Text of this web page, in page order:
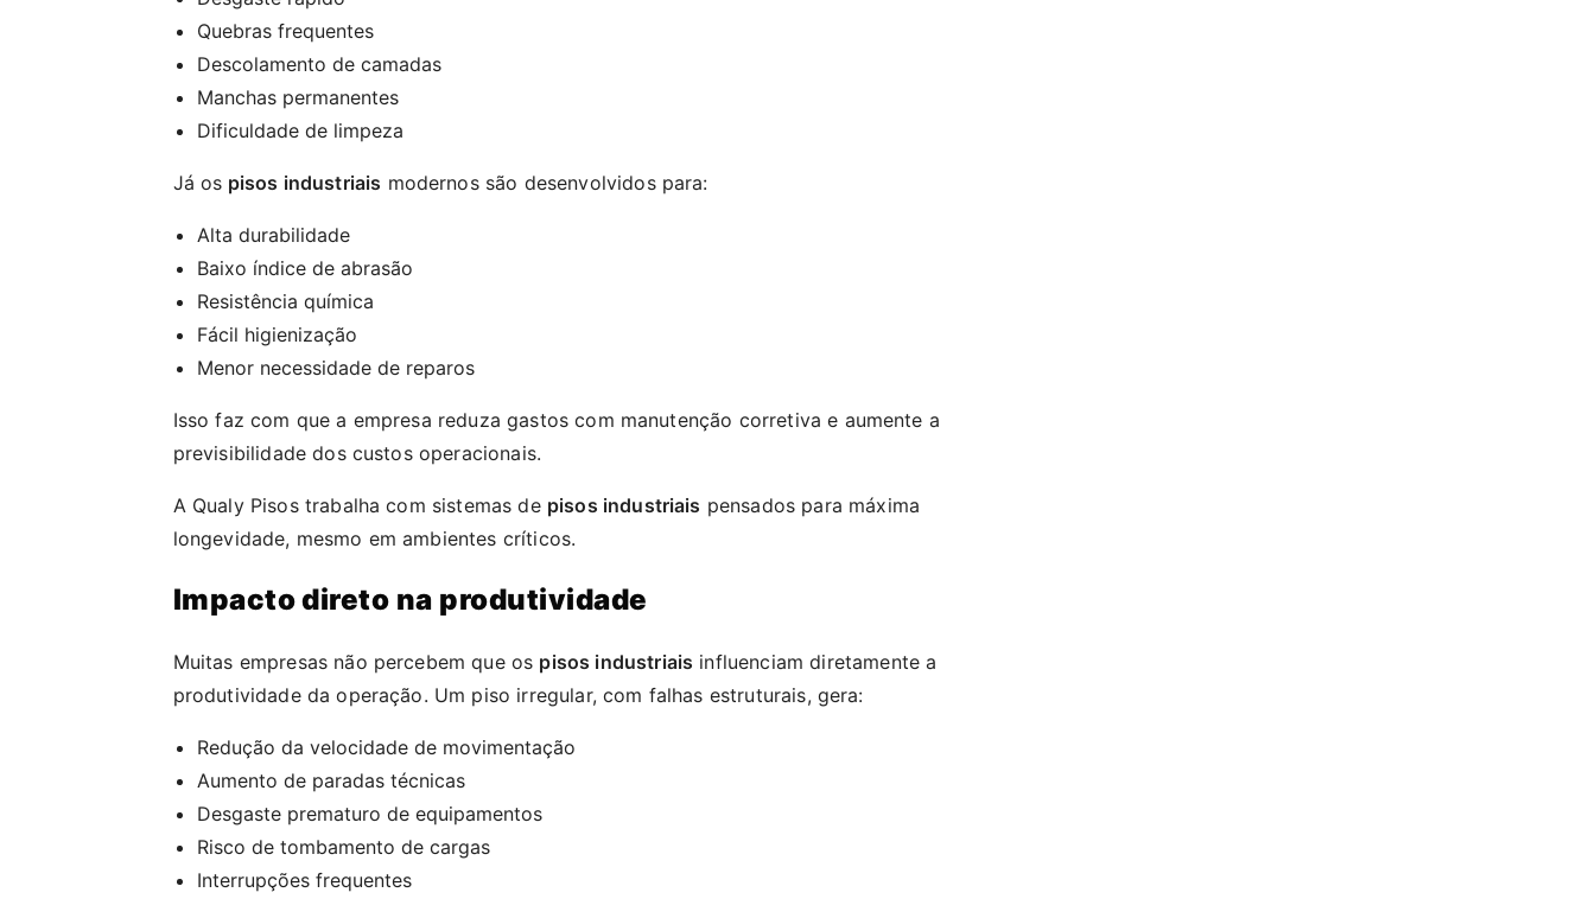
Quebras frequentes
Descolamento de camadas
Manchas permanentes
Dificuldade de limpeza
Já os pisos industriais modernos são desenvolvidos para:
Alta durabilidade
Baixo índice de abrasão
Resistência química
Fácil higienização
Menor necessidade de reparos
Isso faz com que a empresa reduza gastos com manutenção corretiva e aumente a
previsibilidade dos custos operacionais.
A Qualy Pisos trabalha com sistemas de pisos industriais pensados para máxima
longevidade, mesmo em ambientes críticos.
Impacto direto na produtividade
Muitas empresas não percebem que os pisos industriais influenciam diretamente a
produtividade da operação. Um piso irregular, com falhas estruturais, gera:
Redução da velocidade de movimentação
Aumento de paradas técnicas
Desgaste prematuro de equipamentos
Risco de tombamento de cargas
Interrupções frequentes